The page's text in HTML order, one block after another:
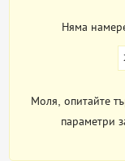
Няма
Моля, опитайте
параметри